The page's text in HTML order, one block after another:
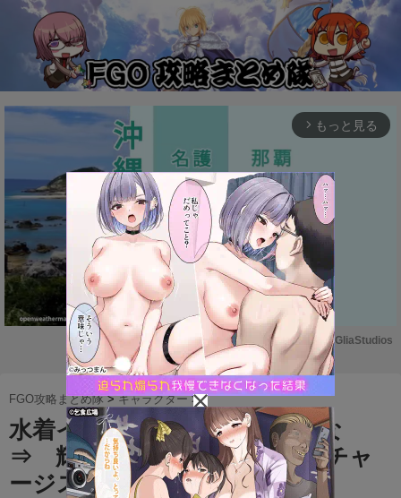
arrow_forward_ios もっと見る
M
u
t
e
Powered by GliaStudios
FGO攻略まとめ隊 >キャラクター >
水着イシュタル結構強そうだな
⇒ 輝ける大王冠消えたしNPチャ
ージスキル無しが辛い